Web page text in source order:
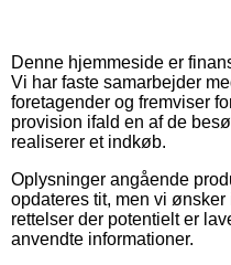
Denne hjemmeside er
Vi har faste samarbejder
foretagender og fremviser
provision ifald en af de
realiserer et indkøb.
Oplysninger angående
opdateres tit, men vi
rettelser der potentielt er
anvendte informationer.